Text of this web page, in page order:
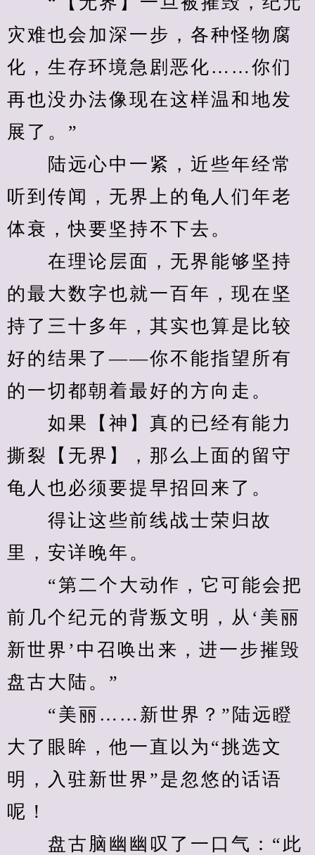
灾难也会加深一步，各种怪物腐
化，生存环境急剧恶化……你们
再也没办法像现在这样温和地发
展了。”
陆远心中一紧，近些年经常
听到传闻，无界上的龟人们年老
体衰，快要坚持不下去。
在理论层面，无界能够坚持
的最大数字也就一百年，现在坚
持了三十多年，其实也算是比较
好的结果了——你不能指望所有
的一切都朝着最好的方向走。
如果【神】真的已经有能力
撕裂【无界】，那么上面的留守
龟人也必须要提早招回来了。
得让这些前线战士荣归故
里，安详晚年。
“第二个大动作，它可能会把
前几个纪元的背叛文明，从‘美丽
新世界’中召唤出来，进一步摧毁
盘古大陆。”
“美丽……新世界？”陆远瞪
大了眼眸，他一直以为“挑选文
明，入驻新世界”是忽悠的话语
呢！
盘古脑幽幽叹了一口气：“此